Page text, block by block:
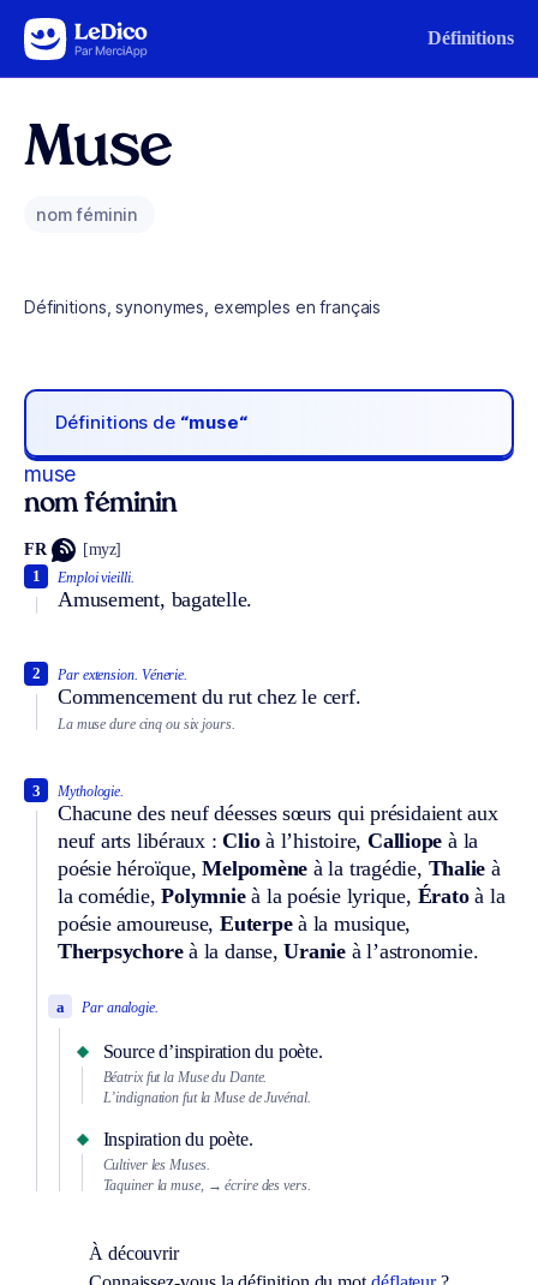
Aller au contenu Définitions
Muse
nom féminin
Définitions, synonymes, exemples en français
Définitions de “muse“
muse
nom féminin
FR [myz]
Emploi vieilli.
Amusement, bagatelle.
1
Par extension. Vénerie.
Commencement du rut chez le cerf.
2
La muse dure cinq ou six jours.
Mythologie.
Chacune des neuf déesses sœurs qui présidaient aux
neuf arts libéraux :Clioà l’histoire,Calliope à la
poésie héroïque,Melpomène à la tragédie, Thalie à
la comédie,Polymnieà la poésie lyrique, Ératoà la
poésie amoureuse, Euterpeà la musique,
Therpsychoreà la danse,Uranie à l’astronomie.
3
Par analogie.
a
Source d’inspiration du poète.
Béatrix fut la Muse du Dante.
L’indignation fut la Muse de Juvénal.
Inspiration du poète.
Cultiver les Muses.
Taquiner la muse, → écrire des vers.
À découvrir